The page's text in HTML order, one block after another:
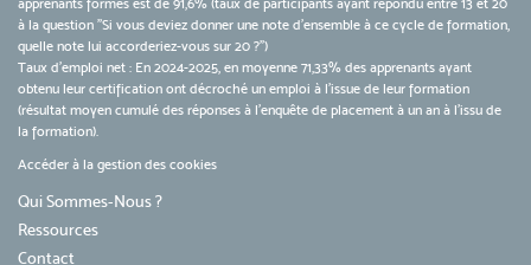
apprenants formés est de 91,6% (taux de participants ayant répondu entre 13 et 20
à la question "Si vous deviez donner une note d’ensemble à ce cycle de formation,
quelle note lui accorderiez-vous sur 20 ?")
Taux d’emploi net : En 2024-2025, en moyenne 71,33% des apprenants ayant
obtenu leur certification ont décroché un emploi à l'issue de leur formation
(résultat moyen cumulé des réponses à l'enquête de placement à un an à l'issu de
la formation).
Accéder à la gestion des cookies
Qui Sommes-Nous ?
Ressources
Contact